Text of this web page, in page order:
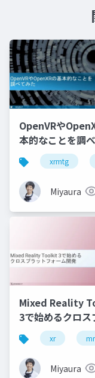
OpenVRや
本的なことを調
た
xrmtg
Miyaura
Mixed Reality
3で始めるクロス
トフォーム開発
xr
Miyaura